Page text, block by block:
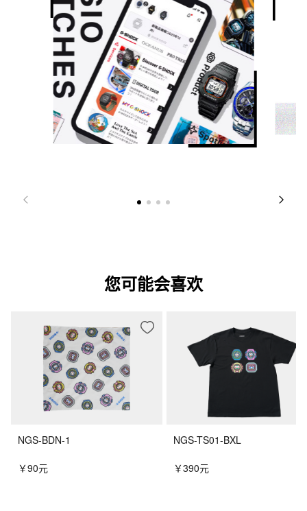
您可能会喜欢
NGS-BDN-1
￥90元
NGS-TS01-BXL
￥390元